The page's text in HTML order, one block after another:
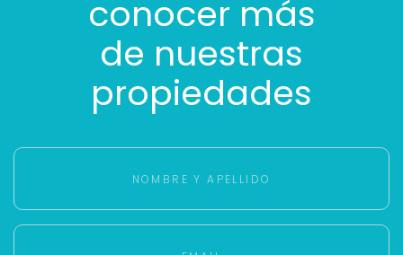
conocer más
de nuestras
propiedades